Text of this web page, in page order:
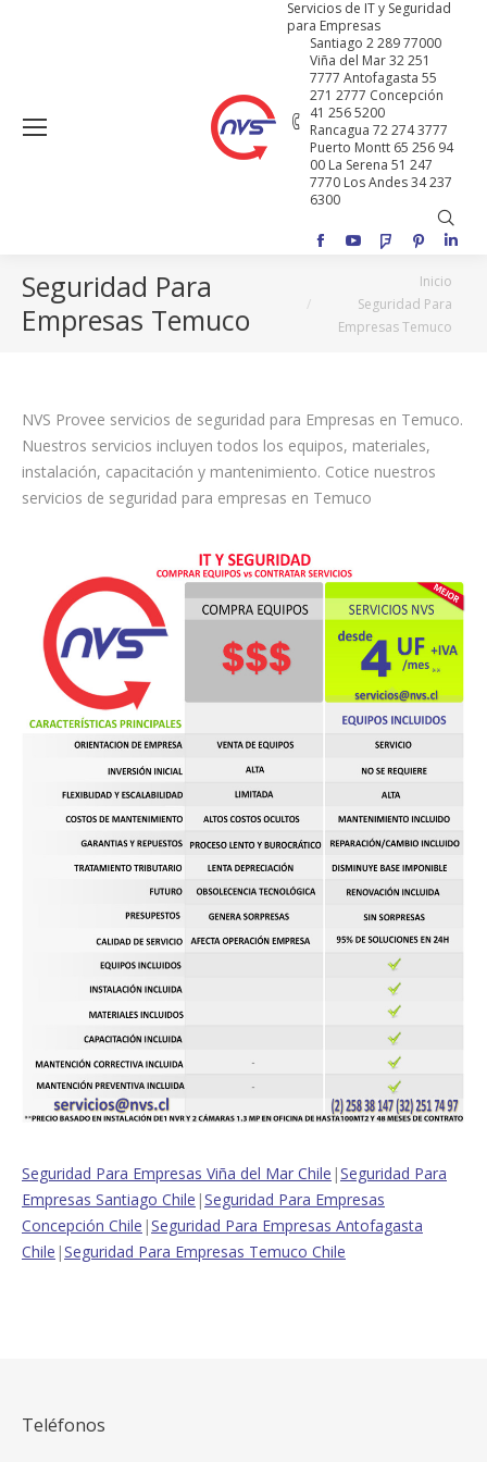
Servicios de IT y Seguridad
para Empresas
Santiago 2 289 77000
Viña del Mar 32 251
7777 Antofagasta 55
271 2777 Concepción
41 256 5200
Rancagua 72 274 3777
Puerto Montt 65 256 94
00 La Serena 51 247
7770 Los Andes 34 237
6300
Buscar:
Facebook
YouTubeFoursquare
Pinterest
Seguridad Para
Empresas Temuco
Inicio
Seguridad Para
Empresas Temuco
NVS Provee servicios de seguridad para Empresas en Temuco.
Nuestros servicios incluyen todos los equipos, materiales,
instalación, capacitación y mantenimiento. Cotice nuestros
servicios de seguridad para empresas en Temuco
Seguridad Para Empresas Viña del Mar Chile |Seguridad Para
Empresas Santiago Chile |Seguridad Para Empresas
Concepción Chile |Seguridad Para Empresas Antofagasta
Chile |Seguridad Para Empresas Temuco Chile
Teléfonos